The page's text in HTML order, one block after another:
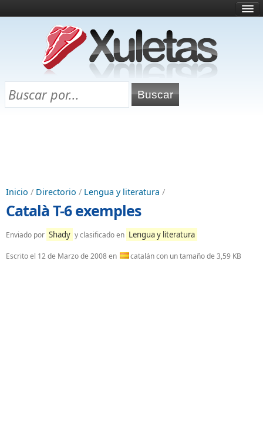
¿Qué es esto?
Directorio
Chuletas para exámenes
Inicio / Directorio / Lengua y literatura /
Català T-6 exemples
Enviado por Shady y clasificado en Lengua y literatura
Escrito el 12 de Marzo de 2008en catalán con un tamaño de 3,59 KB